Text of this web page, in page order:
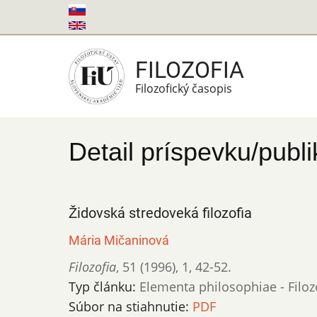
na
FILOZOFIA
Filozofický časopis
Detail príspevku/
Židovská stredoveká filozofia
Mária Mičaninová
Filozofia, 51 (1996), 1, 42-52.
Typ článku: Elementa philosophiae -
Súbor na stiahnutie: PDF